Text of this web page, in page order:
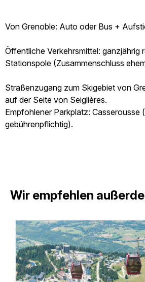
Von Grenoble: Auto oder Bus +
Öffentliche Verkehrsmittel:
Stationspole (Zusammenschluss
Straßenzugang zum Skigebiet von
auf der Seite von Seiglières.
Empfohlener Parkplatz:
gebührenpflichtig).
Wir empfehlen